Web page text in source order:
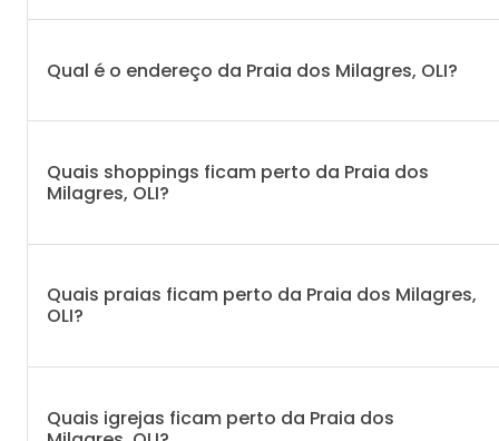
Qual é o endereço da Praia dos Milagres, OLI?
Quais shoppings ficam perto da Praia dos
Milagres, OLI?
Quais praias ficam perto da Praia dos Milagres,
OLI?
Quais igrejas ficam perto da Praia dos